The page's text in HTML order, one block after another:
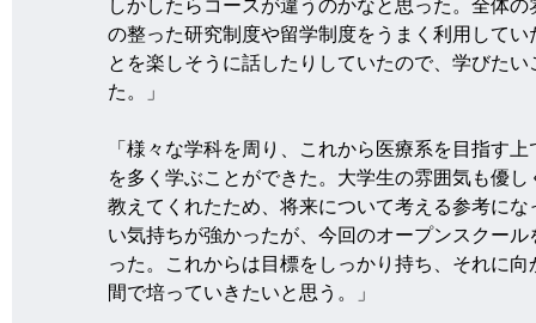
しかしたらコースが違うのかなと思った。全体
の整った研究制度や留学制度をうまく利用して
とを楽しそうに話したりしていたので、学びた
た。」
「様々な学科を周り、これから医療系を目指す
を多く学ぶことができた。大学生の雰囲気も優
教えてくれたため、将来について考える参考に
い気持ちが強かったが、今回のオープンスクー
った。これからは目標をしっかり持ち、それに
間で培っていきたいと思う。」